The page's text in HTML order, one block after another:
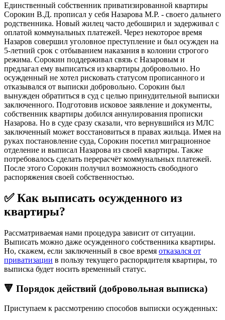
Единственный собственник приватизированной квартиры
Сорокин В.Д. прописал у себя Назарова М.Р. - своего дальнего
родственника. Новый жилец часто дебоширил и задерживал с
оплатой коммунальных платежей. Через некоторое время
Назаров совершил уголовное преступление и был осужден на
5-летний срок с отбыванием наказания в колонии строгого
режима. Сорокин поддерживал связь с Назаровым и
предлагал ему выписаться из квартиры добровольно. Но
осужденный не хотел рисковать статусом прописанного и
отказывался от выписки добровольно. Сорокин был
вынужден обратиться в суд с целью принудительной выписки
заключенного. Подготовив исковое заявление и документы,
собственник квартиры добился аннулирования прописки
Назарова. Но в суде сразу сказали, что вернувшийся из МЛС
заключенный может восстановиться в правах жильца. Имея на
руках постановление суда, Сорокин посетил миграционное
отделение и выписал Назарова из своей квартиры. Также
потребовалось сделать перерасчёт коммунальных платежей.
После этого Сорокин получил возможность свободного
распоряжения своей собственностью.
✅ Как выписать осужденного из
квартиры?
Рассматриваемая нами процедура зависит от ситуации.
Выписать можно даже осужденного собственника квартиры.
Но, скажем, если заключенный в свое время отказался от
приватизации в пользу текущего распорядителя квартиры, то
выписка будет носить временный статус.
🔻 Порядок действий (добровольная выписка)
Приступаем к рассмотрению способов выписки осужденных: